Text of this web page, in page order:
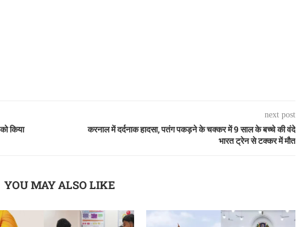
किया
next post
करनाल में दर्दनाक हादसा, पतंग पकड़ने के चक्कर में 9 साल के बच्चे की वंदे
भारत ट्रेन से टक्कर में मौत
YOU MAY ALSO LIKE